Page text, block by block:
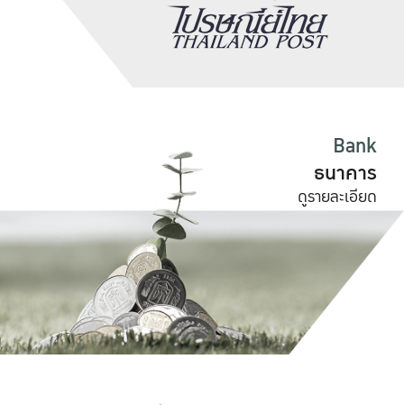
Bank
ธนาคาร
ดูรายละเอียด